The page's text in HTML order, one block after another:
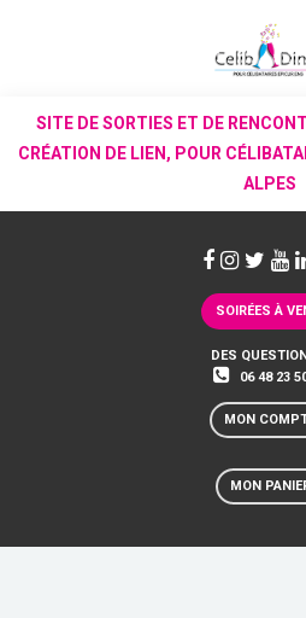
SITE DE SORTIES ET DE
CRÉATION DE LIEN, POUR
ALPES
SOIRÉES À
DES
06 48 23
MON
MON